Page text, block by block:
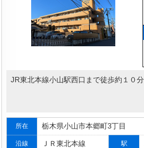
JR東北本線小山駅西口まで徒歩約１０分
所在 栃木県小山市本郷町3丁目
沿線 ＪＲ東北本線 駅